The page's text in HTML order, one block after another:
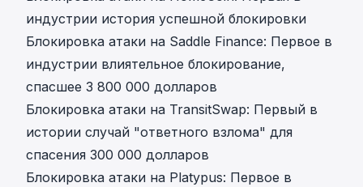
индустрии история успешной блокировки
Блокировка атаки на Saddle Finance: Первое в
индустрии влиятельное блокирование,
спасшее 3 800 000 долларов
Блокировка атаки на TransitSwap: Первый в
истории случай "ответного взлома" для
спасения 300 000 долларов
Блокировка атаки на Platypus: Первое в